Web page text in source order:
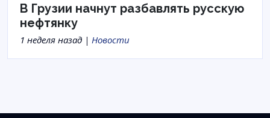
В Грузии начнут разбавлять русскую
нефтянку
1 неделя назад | Новости